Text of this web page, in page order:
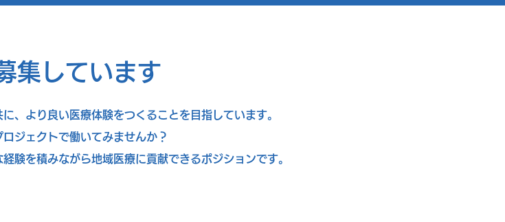
集しています
、より良い医療体験をつくることを目指しています。
ジェクトで働いてみませんか？
験を積みながら地域医療に貢献できるポジションです。